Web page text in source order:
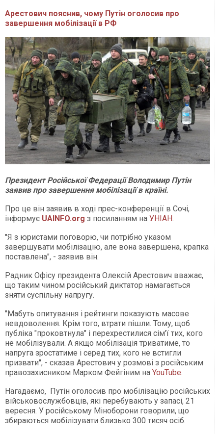
Арестович пояснив, чому Путін оголосив про
завершення мобілізації в РФ
Президент Російської Федерації Володимир Путін
заявив про завершення мобілізації в країні.
Про це він заявив в ході прес-конференції в Сочі,
інформує UAINFO.org з посиланням на УНІАН.
"Я з юристами поговорю, чи потрібно указом
завершувати мобілізацію, але вона завершена, крапка
поставлена", - заявив він.
Радник Офісу президента Олексій Арестович вважає,
що таким чином російський диктатор намагається
зняти суспільну напругу.
"Мабуть опитування і рейтинги показують масове
невдоволення. Крім того, втрати пішли. Тому, щоб
публіка "проковтнула" і перехрестилися сім'ї тих, кого
не мобілізували. А якщо мобілізація триватиме, то
напруга зростатиме і серед тих, кого не встигли
призвати", - сказав Арестович у розмові з російським
правозахисником Марком Фейгіним на YouTube.
Нагадаємо, Путін оголосив про мобілізацію російських
військовослужбовців, які перебувають у запасі, 21
вересня. У російському Міноборони говорили, що
збираються мобілізувати близько 300 тисяч осіб.